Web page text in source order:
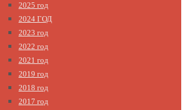
2025 год
2024 ГОД
2023 год
2022 год
2021 год
2019 год
2018 год
2017 год